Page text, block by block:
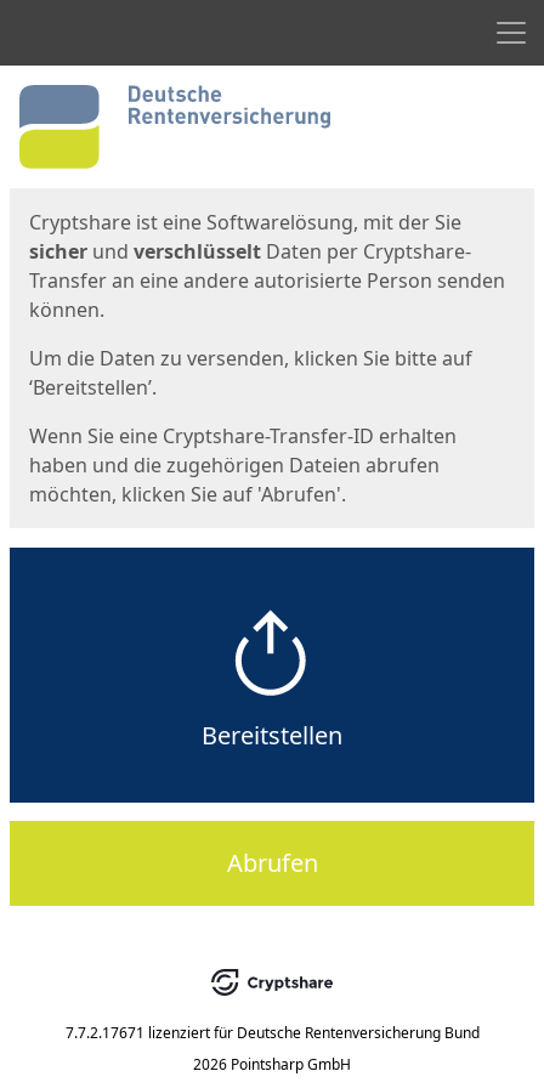
Start
Cryptshare ist eine Softwarelösung, mit der Sie
sicher und verschlüsselt Daten per Cryptshare-
Transfer an eine andere autorisierte Person senden
können.
Um die Daten zu versenden, klicken Sie bitte auf
‘Bereitstellen’.
Wenn Sie eine Cryptshare-Transfer-ID erhalten
haben und die zugehörigen Dateien abrufen
möchten, klicken Sie auf 'Abrufen'.
Bereitstellen
Abrufen
7.7.2.17671 lizenziert für Deutsche Rentenversicherung Bund
2026 Pointsharp GmbH